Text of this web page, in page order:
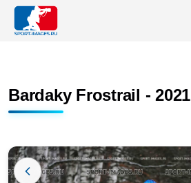
Bardaky Frostrail - 2021